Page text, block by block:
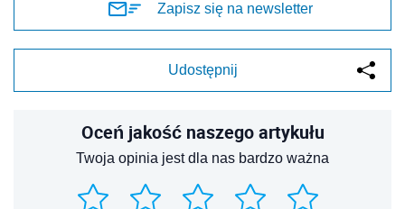
Zapisz się na newsletter
Udostępnij
Oceń jakość naszego artykułu
Twoja opinia jest dla nas bardzo ważna